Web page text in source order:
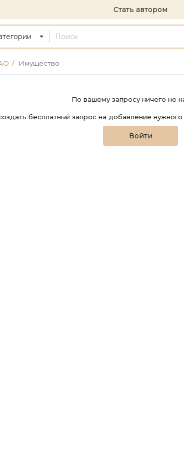
Стать автором
/ Имущество
По вашему запросу ничего не
бесплатный запрос на добавление
Войти